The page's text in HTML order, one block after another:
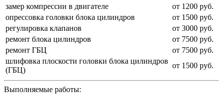
замер компрессии в двигателе
от 1200 руб.
опрессовка головки блока цилиндров
от 1500 руб.
регулировка клапанов
от 3000 руб.
ремонт блока цилиндров
от 7500 руб.
ремонт ГБЦ
от 7500 руб.
шлифовка плоскости головки блока цилиндров
(ГБЦ)
от 1500 руб.
Выполняемые работы: